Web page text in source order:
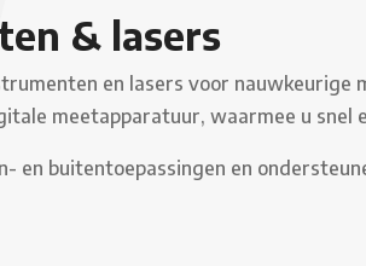
& lasers
en lasers voor
meetapparatuur, waarmee u
en buitentoepassingen en